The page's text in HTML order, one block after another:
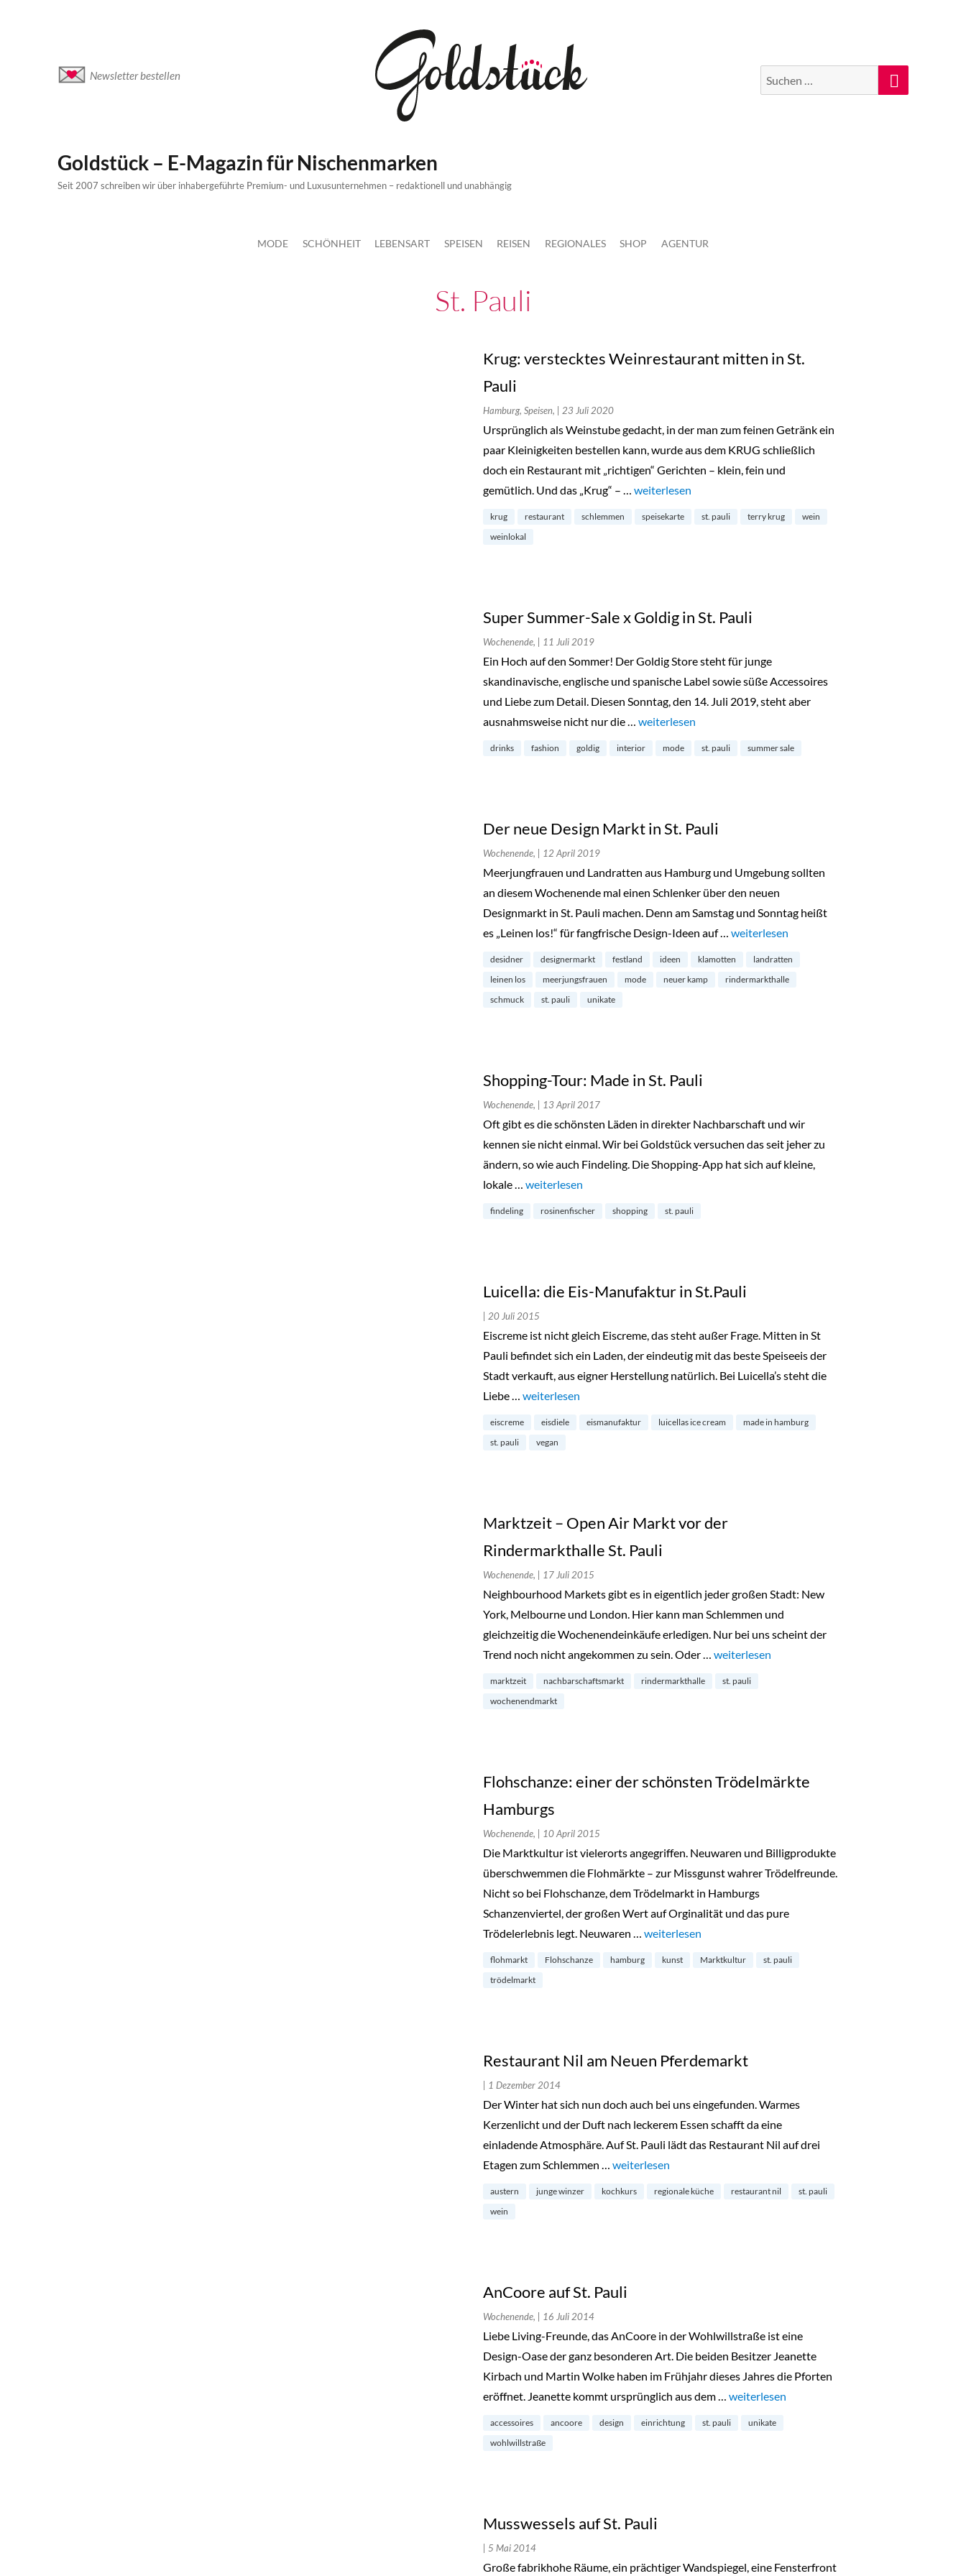
Newsletter bestellen
Suche
nach:
Suchen
Goldstück – E-Magazin für Nischenmarken
Seit 2007 schreiben wir über inhabergeführte Premium- und Luxusunternehmen – redaktionell und unabhängig
MODE SCHÖNHEIT LEBENSART SPEISEN REISEN REGIONALES SHOP AGENTUR
St. Pauli
Krug: verstecktes Weinrestaurant mitten in St.
Pauli
Hamburg, Speisen, | 23 Juli 2020
Ursprünglich als Weinstube gedacht, in der man zum feinen Getränk ein
paar Kleinigkeiten bestellen kann, wurde aus dem KRUG schließlich
doch ein Restaurant mit „richtigen“ Gerichten – klein, fein und
gemütlich. Und das „Krug“ – … „Krug: verstecktes Weinrestaurant mitten in St. Pauli“
weiterlesen
krug restaurant schlemmen speisekarte st. pauli terry krug
wein
weinlokal
Super Summer-Sale x Goldig in St. Pauli
Wochenende, | 11 Juli 2019
Ein Hoch auf den Sommer! Der Goldig Store steht für junge
skandinavische, englische und spanische Label sowie süße Accessoires
und Liebe zum Detail. Diesen Sonntag, den 14. Juli 2019, steht aber
ausnahmsweise nicht nur die … „Super Summer-Sale x Goldig in St. Pauli“
weiterlesen
drinks fashion goldig interior mode st. pauli summer sale
Der neue Design Markt in St. Pauli
Wochenende, | 12 April 2019
Meerjungfrauen und Landratten aus Hamburg und Umgebung sollten
an diesem Wochenende mal einen Schlenker über den neuen
Designmarkt in St. Pauli machen. Denn am Samstag und Sonntag heißt
es „Leinen los!“ für fangfrische Design-Ideen auf … „Der neue Design Markt in St. Pauli“
weiterlesen
desidner designermarkt festland ideen klamotten
landratten
leinen los
meerjungsfrauen mode neuer kamp
rindermarkthalle
schmuck
st. pauli unikate
Shopping-Tour: Made in St. Pauli
Wochenende, | 13 April 2017
Oft gibt es die schönsten Läden in direkter Nachbarschaft und wir
kennen sie nicht einmal. Wir bei Goldstück versuchen das seit jeher zu
ändern, so wie auch Findeling. Die Shopping-App hat sich auf kleine,
lokale … „Shopping-Tour: Made in St. Pauli“
weiterlesen
findeling rosinenfischer shopping st. pauli
Luicella: die Eis-Manufaktur in St.Pauli
| 20 Juli 2015
Eiscreme ist nicht gleich Eiscreme, das steht außer Frage. Mitten in St
Pauli befindet sich ein Laden, der eindeutig mit das beste Speiseeis der
Stadt verkauft, aus eigner Herstellung natürlich. Bei Luicella’s steht die
Liebe … „Luicella: die Eis-Manufaktur in St.Pauli“
weiterlesen
eiscreme eisdiele eismanufaktur luicellas ice cream
made in hamburg
st. pauli
vegan
Marktzeit – Open Air Markt vor der
Rindermarkthalle St. Pauli
Wochenende, | 17 Juli 2015
Neighbourhood Markets gibt es in eigentlich jeder großen Stadt: New
York, Melbourne und London. Hier kann man Schlemmen und
gleichzeitig die Wochenendeinkäufe erledigen. Nur bei uns scheint der
Trend noch nicht angekommen zu sein. Oder … „Marktzeit – Open Air Markt vor der
weiterlesen
marktzeit nachbarschaftsmarkt rindermarkthalle
st. pauli
wochenendmarkt
Flohschanze: einer der schönsten Trödelmärkte
Hamburgs
Wochenende, | 10 April 2015
Die Marktkultur ist vielerorts angegriffen. Neuwaren und Billigprodukte
überschwemmen die Flohmärkte – zur Missgunst wahrer Trödelfreunde.
Nicht so bei Flohschanze, dem Trödelmarkt in Hamburgs
Schanzenviertel, der großen Wert auf Orginalität und das pure
Trödelerlebnis legt. Neuwaren … „Flohschanze: einer der schönsten Trödelmärkte Hamburgs“
weiterlesen
flohmarkt Flohschanze hamburg kunst Marktkultur
st. pauli
trödelmarkt
Restaurant Nil am Neuen Pferdemarkt
| 1 Dezember 2014
Der Winter hat sich nun doch auch bei uns eingefunden. Warmes
Kerzenlicht und der Duft nach leckerem Essen schafft da eine
einladende Atmosphäre. Auf St. Pauli lädt das Restaurant Nil auf drei
Etagen zum Schlemmen … „Restaurant Nil am Neuen Pferdemarkt“
weiterlesen
austern junge winzer kochkurs regionale küche restaurant nil
st. pauli
wein
AnCoore auf St. Pauli
Wochenende, | 16 Juli 2014
Liebe Living-Freunde, das AnCoore in der Wohlwillstraße ist eine
Design-Oase der ganz besonderen Art. Die beiden Besitzer Jeanette
Kirbach und Martin Wolke haben im Frühjahr dieses Jahres die Pforten
eröffnet. Jeanette kommt ursprünglich aus dem … „AnCoore auf St. Pauli“
weiterlesen
accessoires ancoore design einrichtung st. pauli
unikate
wohlwillstraße
Musswessels auf St. Pauli
| 5 Mai 2014
Große fabrikhohe Räume, ein prächtiger Wandspiegel, eine Fensterfront